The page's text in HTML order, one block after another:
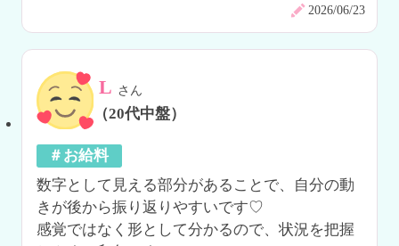
2026/06/23
L さん
（20代中盤）
＃お給料
数字として見える部分があることで、自分の動
きが後から振り返りやすいです♡
感覚ではなく形として分かるので、状況を把握